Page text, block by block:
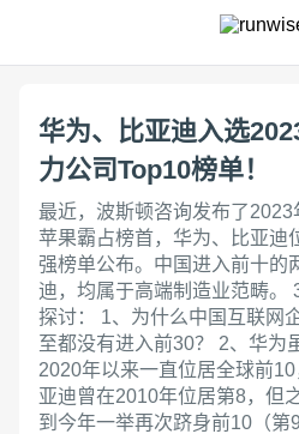
华为、比亚迪入选
力公司Top10榜单！
最近，波斯顿咨询发布了2023
苹果霸占榜首，华为、比亚迪
强榜单公布。中国进入前十的
迪，均属于高端制造业范畴。
探讨： 1、为什么中国互联网
至都没有进入前30？ 2、华为
2020年以来一直位居全球前
亚迪曾在2010年位居第8，但
到今年一举再次跻身前10（第